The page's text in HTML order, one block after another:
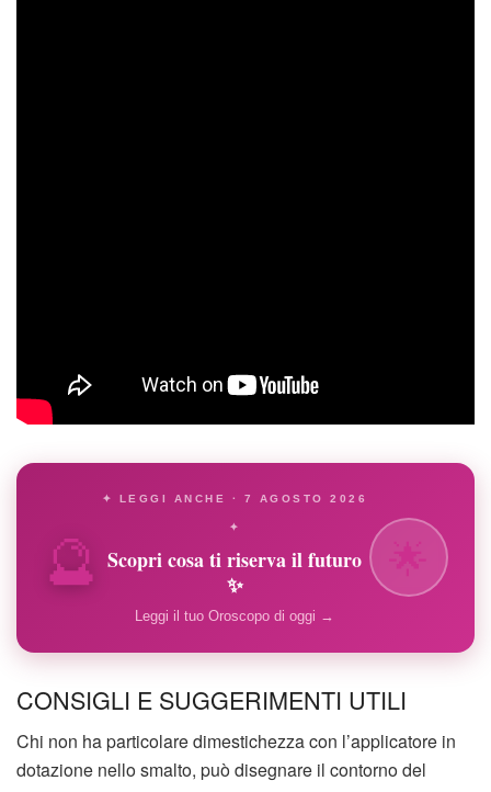
🔮
✦ LEGGI ANCHE · 7 AGOSTO 2026
✦
Scopri cosa ti riserva il futuro
✨
Leggi il tuo Oroscopo di oggi →
CONSIGLI E SUGGERIMENTI UTILI
Chi non ha particolare dimestichezza con l’applicatore in
dotazione nello smalto, può disegnare il contorno del